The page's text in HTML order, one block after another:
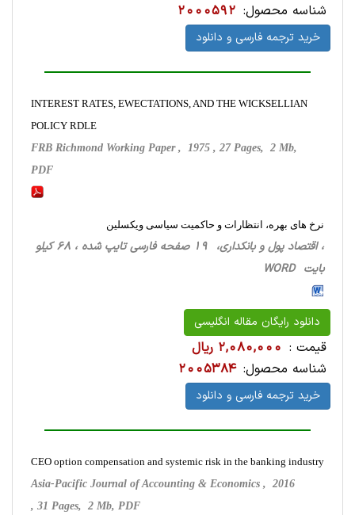
شناسه محصول: 2000592
خرید ترجمه فارسی و دانلود
INTEREST RATES, EWECTATIONS, AND THE WICKSELLIAN
POLICY RDLE
FRB Richmond Working Paper , 1975 , 27 Pages, 2 Mb,
PDF
نرخ های بهره، انتظارات و حاکمیت سیاسی ویکسلین
، اقتصاد پول و بانکداری، 19 صفحه فارسی تایپ شده ، 68 کیلو
بایت WORD
دانلود رایگان مقاله انگلیسی
قیمت : 2,080,000 ریال
شناسه محصول: 2005384
خرید ترجمه فارسی و دانلود
CEO option compensation and systemic risk in the banking industry
Asia-Pacific Journal of Accounting & Economics , 2016
, 31 Pages, 2 Mb, PDF